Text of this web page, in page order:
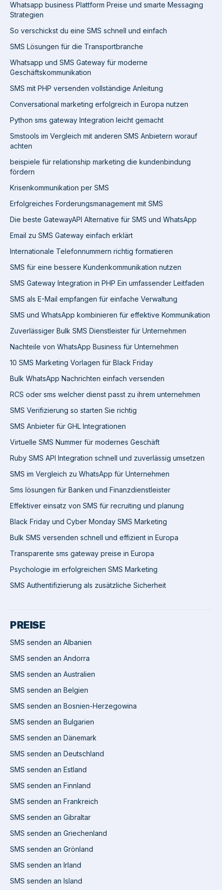
Whatsapp business Plattform Preise und smarte Messaging
Strategien
So verschickst du eine SMS schnell und einfach
SMS Lösungen für die Transportbranche
Whatsapp und SMS Gateway für moderne
Geschäftskommunikation
SMS mit PHP versenden vollständige Anleitung
Conversational marketing erfolgreich in Europa nutzen
Python sms gateway Integration leicht gemacht
Smstools im Vergleich mit anderen SMS Anbietern worauf
achten
beispiele für relationship marketing die kundenbindung
fördern
Krisenkommunikation per SMS
Erfolgreiches Forderungsmanagement mit SMS
Die beste GatewayAPI Alternative für SMS und WhatsApp
Email zu SMS Gateway einfach erklärt
Internationale Telefonnummern richtig formatieren
SMS für eine bessere Kundenkommunikation nutzen
SMS Gateway Integration in PHP Ein umfassender Leitfaden
SMS als E-Mail empfangen für einfache Verwaltung
SMS und WhatsApp kombinieren für effektive Kommunikation
Zuverlässiger Bulk SMS Dienstleister für Unternehmen
Nachteile von WhatsApp Business für Unternehmen
10 SMS Marketing Vorlagen für Black Friday
Bulk WhatsApp Nachrichten einfach versenden
RCS oder sms welcher dienst passt zu ihrem unternehmen
SMS Verifizierung so starten Sie richtig
SMS Anbieter für GHL Integrationen
Virtuelle SMS Nummer für modernes Geschäft
Ruby SMS API Integration schnell und zuverlässig umsetzen
SMS im Vergleich zu WhatsApp für Unternehmen
Sms lösungen für Banken und Finanzdienstleister
Effektiver einsatz von SMS für recruiting und planung
Black Friday und Cyber Monday SMS Marketing
Bulk SMS versenden schnell und effizient in Europa
Transparente sms gateway preise in Europa
Psychologie im erfolgreichen SMS Marketing
SMS Authentifizierung als zusätzliche Sicherheit
PREISE
SMS senden an Albanien
SMS senden an Andorra
SMS senden an Australien
SMS senden an Belgien
SMS senden an Bosnien-Herzegowina
SMS senden an Bulgarien
SMS senden an Dänemark
SMS senden an Deutschland
SMS senden an Estland
SMS senden an Finnland
SMS senden an Frankreich
SMS senden an Gibraltar
SMS senden an Griechenland
SMS senden an Grönland
SMS senden an Irland
SMS senden an Island